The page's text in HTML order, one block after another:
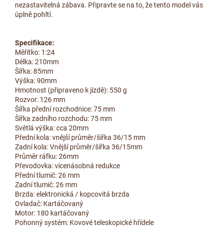
nezastavitelná zábava. Připravte se na to, že tento model vás
úplně pohltí.
Specifikace:
Měřítko: 1:24
Délka: 210mm
Šířka: 85mm
Výška: 90mm
Hmotnost (připraveno k jízdě): 550 g
Rozvor: 126 mm
Šířka přední rozchodnice: 75 mm
Šířka zadního rozchodu: 75 mm
Světlá výška: cca 20mm
Přední kola: vnější průměr/šířka 36/15 mm
Zadní kola: Vnější průměr/šířka 36/15mm
Průměr ráfku: 26mm
Převodovka: vícenásobná redukce
Přední tlumič: 26 mm
Zadní tlumič: 26 mm
Brzda: elektronická / kopcovitá brzda
Ovladač: Kartáčovaný
Motor: 180 kartáčovaný
Pohonný systém: Kovové teleskopické hřídele